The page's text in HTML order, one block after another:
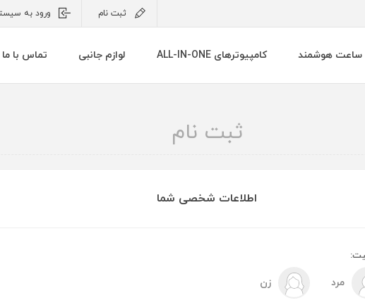
ثبت نام ورود به
ساعت هوشمند کامپیوترهای ALL-IN-ONE لوازم جانبی تماس با ما
ثبت نام
اطلاعات شخصی شما
مرد زن